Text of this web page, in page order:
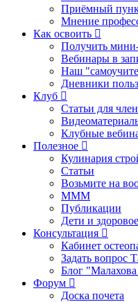
Приёмный
Мнение
Как освоить
Получить
Вебинары в
Наш
Дневники
Клуб
Статьи для
Клубные
Полезное
Кулинария
Статьи
Возьмите на
МММ
Публикации
Дети и
Консультация
Кабинет
Задать вопрос
Блог
Форум
Доска почета